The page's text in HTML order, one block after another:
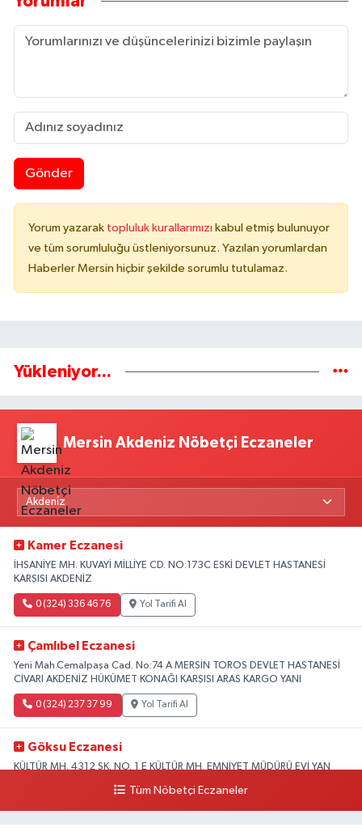
Gönder
Yorum yazarak topluluk kurallarımızı kabul etmiş bulunuyor
ve tüm sorumluluğu üstleniyorsunuz. Yazılan yorumlardan
Haberler Mersin hiçbir şekilde sorumlu tutulamaz.
Yükleniyor...
Mersin Akdeniz Nöbetçi Eczaneler
Kamer Eczanesi
İHSANİYE MH. KUVAYİ MİLLİYE CD. NO:173C ESKİ DEVLET HASTANESİ
KARŞISI AKDENİZ
0 (324) 336 46 76 Yol Tarifi Al
Çamlıbel Eczanesi
Yeni Mah.Cemalpaşa Cad. No:74 A MERSİN TOROS DEVLET HASTANESİ
CİVARI AKDENİZ HÜKÜMET KONAĞI KARŞISI ARAS KARGO YANI
0 (324) 237 37 99 Yol Tarifi Al
Göksu Eczanesi
KÜLTÜR MH. 4312 SK. NO. 1 E KÜLTÜR MH. EMNİYET MÜDÜRÜ EVİ YAN
Tüm Nöbetçi Eczaneler